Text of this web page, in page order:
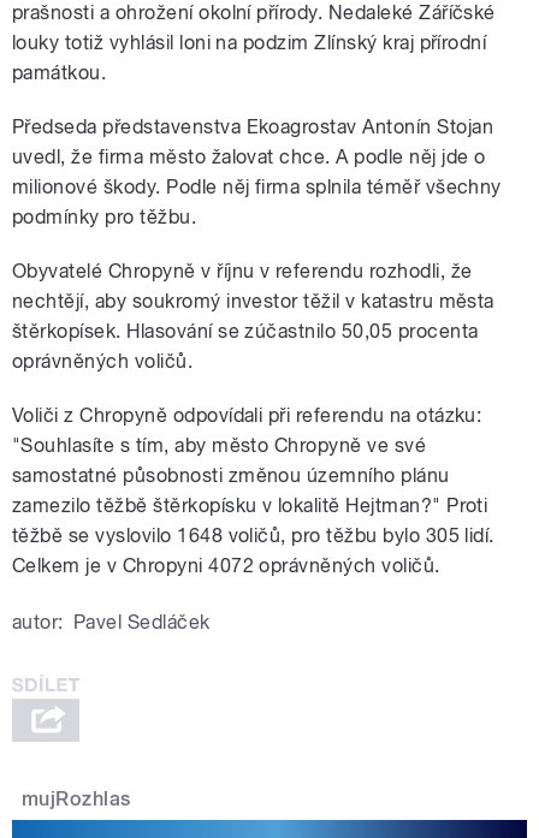
prašnosti a ohrožení okolní přírody. Nedaleké Záříčské
louky totiž vyhlásil loni na podzim Zlínský kraj přírodní
památkou.
Předseda představenstva Ekoagrostav Antonín Stojan
uvedl, že firma město žalovat chce. A podle něj jde o
milionové škody. Podle něj firma splnila téměř všechny
podmínky pro těžbu.
Obyvatelé Chropyně v říjnu v referendu rozhodli, že
nechtějí, aby soukromý investor těžil v katastru města
štěrkopísek. Hlasování se zúčastnilo 50,05 procenta
oprávněných voličů.
Voliči z Chropyně odpovídali při referendu na otázku:
"Souhlasíte s tím, aby město Chropyně ve své
samostatné působnosti změnou územního plánu
zamezilo těžbě štěrkopísku v lokalitě Hejtman?" Proti
těžbě se vyslovilo 1648 voličů, pro těžbu bylo 305 lidí.
Celkem je v Chropyni 4072 oprávněných voličů.
autor: Pavel Sedláček
mujRozhlas